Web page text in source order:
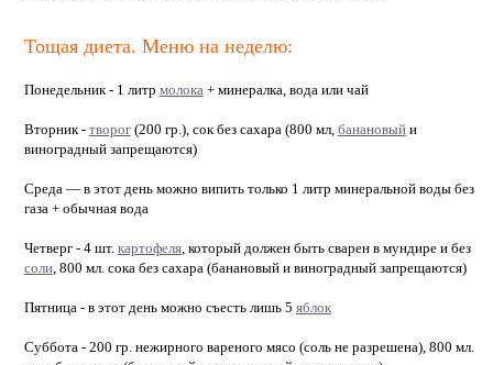
Тощая диета. Меню на неделю:
Понедельник - 1 литр молока + минералка, вода или чай
Вторник - творог(200 гр.), сок без сахара (800 мл, банановыйи
виноградный запрещаются)
Среда — в этот день можно випить только 1 литр минеральной воды без
газа + обычная вода
Четверг - 4 шт. картофеля, который должен быть сварен в мундире и без
соли, 800 мл. сока без сахара (банановый и виноградный запрещаются)
Пятница - в этот день можно съесть лишь 5 яблок
Суббота - 200 гр. нежирного вареного мясо (соль не разрешена), 800 мл.